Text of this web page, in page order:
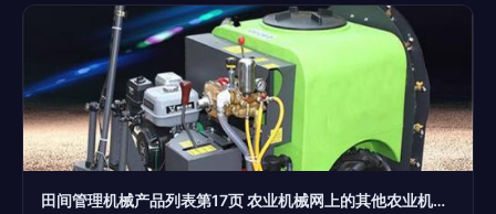
田间管理机械产品列表第17页 农业机械网上的其他农业机械精选